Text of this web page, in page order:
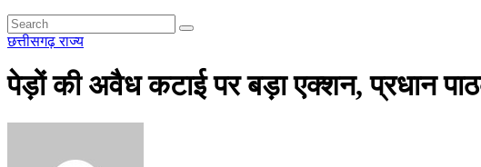
छत्तीसगढ़राज्य
पेड़ों की अवैध कटाई पर बड़ा एक्शन, प्रधान